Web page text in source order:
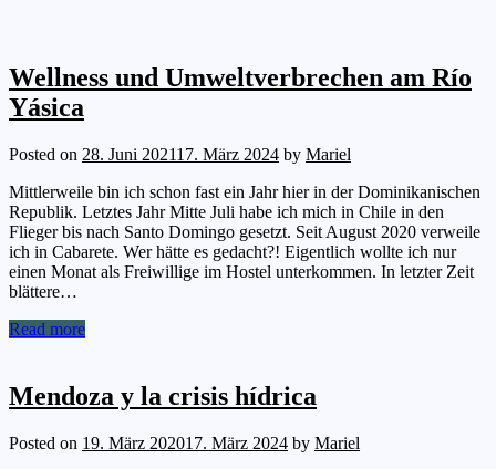
Wellness und Umweltverbrechen am Río
Yásica
Posted on 28. Juni 202117. März 2024 by Mariel
Mittlerweile bin ich schon fast ein Jahr hier in der Dominikanischen
Republik. Letztes Jahr Mitte Juli habe ich mich in Chile in den
Flieger bis nach Santo Domingo gesetzt. Seit August 2020 verweile
ich in Cabarete. Wer hätte es gedacht?! Eigentlich wollte ich nur
einen Monat als Freiwillige im Hostel unterkommen. In letzter Zeit
blättere…
Read more
Mendoza y la crisis hídrica
Posted on 19. März 202017. März 2024 by Mariel